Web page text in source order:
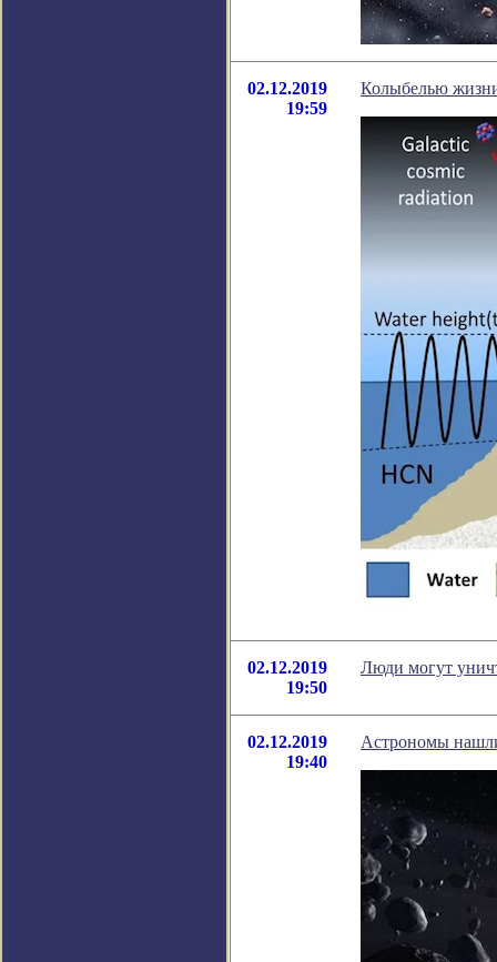
02.12.2019
19:59
Колыбелью
02.12.2019
19:50
Люди могут
02.12.2019
19:40
Астрономы